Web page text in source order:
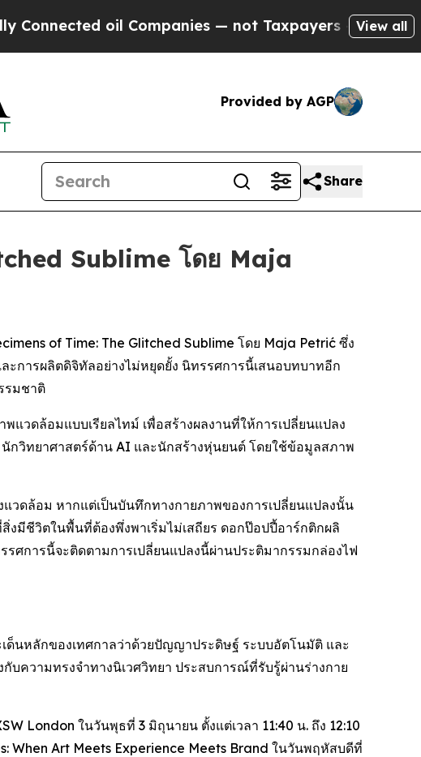
oil Companies — not Taxpayers — the Chance
View all
Provided by AGP
Share
Sublime โดย Maja
of Time: The Glitched Sublime โดย Maja Petrić ซึ่ง
ะการผลิตดิจิทัลอย่างไม่หยุดยั้ง นิทรรศการนี้เสนอบทบาทอีก
รมชาติ
วดล้อมแบบเรียลไทม์ เพื่อสร้างผลงานที่ให้การเปลี่ยนแปลง
กวิทยาศาสตร์ด้าน AI และนักสร้างหุ่นยนต์ โดยใช้ข้อมูลสภาพ
วดล้อม หากแต่เป็นบันทึกทางกายภาพของการเปลี่ยนแปลงนั้น
งมีชีวิตในพื้นที่ต้องพึ่งพาเริ่มไม่เสถียร ดอกป๊อปปี้อาร์กติกผลิ
ศการนี้จะติดตามการเปลี่ยนแปลงนี้ผ่านประติมากรรมกล่องไฟ
ด็นหลักของเทศกาลว่าด้วยปัญญาประดิษฐ์ ระบบอัตโนมัติ และ
ความทรงจำทางนิเวศวิทยา ประสบการณ์ที่รับรู้ผ่านร่างกาย
London ในวันพุธที่ 3 มิถุนายน ตั้งแต่เวลา 11:40 น. ถึง 12:10
When Art Meets Experience Meets Brand ในวันพฤหัสบดีที่